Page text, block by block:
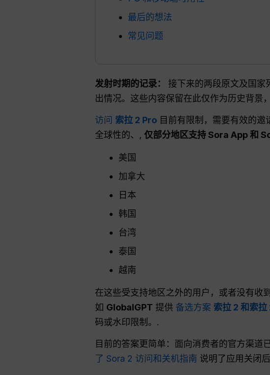
最后的想法
常见问题
发射时期的记录：
接下来的两段原文及国家
出情况。这些内容保留在此仅作为历史背景
访问 索拉 2 Pro 目前有限制，需要有效的
全球性的、, 仅部分地区支持 Sora App 和
美国
加拿大
日本
韩国
台湾
泰国
越南
在这些受支持地区之外的用户，或者没有收
如 GlobalGPT 提供 备选方案 索拉 2 和索拉
码或水印限制。.
目前的答案更简单：面向消费者的官方渠
了 Sora 2 访问和关机指南 说明了应用关闭